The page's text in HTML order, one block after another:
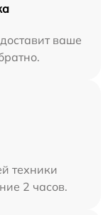
ваше
техники
2 часов.